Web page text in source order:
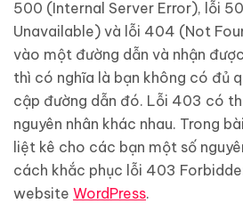
500 (Internal Server Error), lỗi
Unavailable) và lỗi 404 (Not
vào một đường dẫn và nhận
thì có nghĩa là bạn không có đủ
cập đường dẫn đó. Lỗi 403 có
nguyên nhân khác nhau. Trong
liệt kê cho các bạn một số
cách khắc phục lỗi 403
website WordPress.